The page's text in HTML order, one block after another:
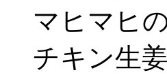
マヒマヒ
チキン生